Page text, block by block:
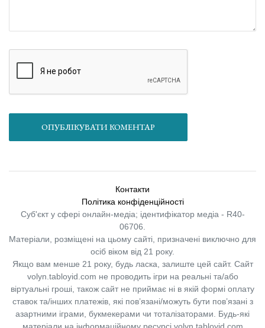
ОПУБЛІКУВАТИ КОМЕНТАР
Контакти
Політика конфіденційності
Суб'єкт у сфері онлайн-медіа; ідентифікатор медіа - R40-
06706.
Матеріали, розміщені на цьому сайті, призначені виключно для
осіб віком від 21 року.
Якщо вам менше 21 року, будь ласка, залиште цей сайт. Сайт
volyn.tabloyid.com не проводить ігри на реальні та/або
віртуальні гроші, також сайт не приймає ні в якій формі оплату
ставок та/інших платежів, які пов’язані/можуть бути пов’язані з
азартними іграми, букмекерами чи тоталізаторами. Будь-які